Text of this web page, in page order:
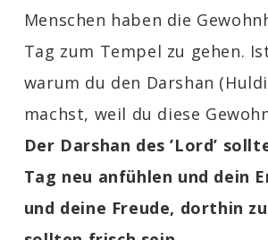
Menschen haben die
Tag zum Tempel zu gehen.
warum du den Darshan
machst, weil du diese
Der Darshan des ’Lord’
Tag neu anfühlen und dein
und deine Freude, dorthin